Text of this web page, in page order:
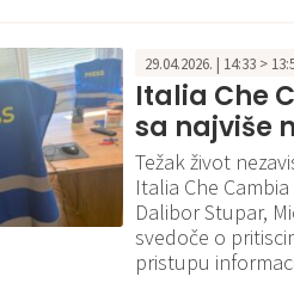
29.04.2026. | 14:33 >
Italia Che
sa najviše
Težak život
Italia Che
Dalibor Stupar,
svedoče o
pristupu